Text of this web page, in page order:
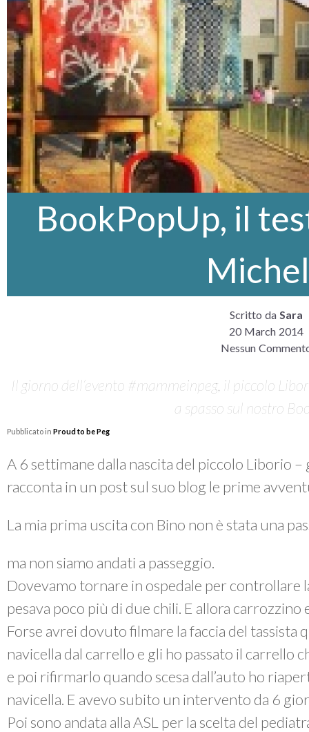
BookPopUp, il
Scritto da Sara
20 March 2014
Nessun
Il giorno dell’evento #mammeinpeg, il piccolo
a spasso sul nostro
Pubblicato in Proud to be Peg
A 6 settimane dalla nascita del piccolo Liborio
racconta in un post sul suo blog le prime
La mia prima uscita con Bino non è stata una
ma non siamo andati a passeggio.
Dovevamo tornare in ospedale per controllare
pesava poco più di due chili. E allora carrozzino
Forse avrei dovuto filmare la faccia del tassista
navicella dal carrello e gli ho passato il carrello
e poi rifirmarlo quando scesa dall’auto ho
navicella. E avevo subito un intervento da 6
Poi sono andata alla ASL per la scelta del